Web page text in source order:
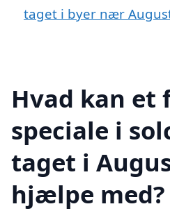
taget i byer nær
Hvad kan et
speciale i
taget i
hjælpe med?